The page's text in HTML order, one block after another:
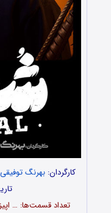
کارگردان: بهرنگ توفیقی